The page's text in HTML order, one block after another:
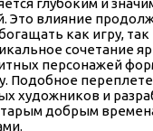
глубоким и
Это влияние
как игру,
сочетание
персонажей
Подобное
художников и
добрым